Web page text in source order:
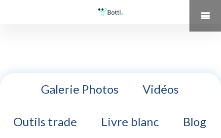
Galerie Photos Vidéos
Outils trade Livre blanc Blog